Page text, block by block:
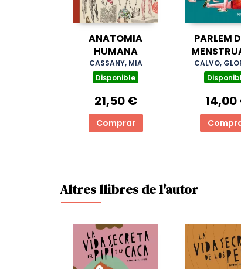
ANATOMIA
HUMANA
CASSANY, MIA
Disponible
21,50 €
Comprar
PARLEM
CALVO,
Altres llibres de l'autor